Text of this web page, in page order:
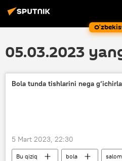
05.03.2023
Bola tunda tishlarini nega
5 Mart 2023, 22:30
Bu qiziq bola